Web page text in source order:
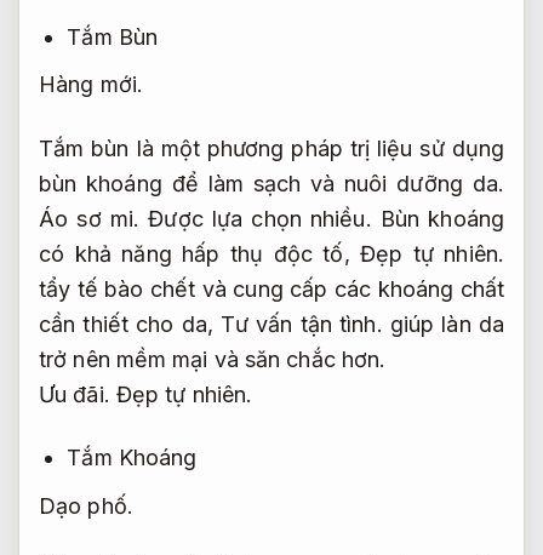
Tắm Bùn
Hàng mới.
Tắm bùn là một phương pháp trị liệu sử dụng
bùn khoáng để làm sạch và nuôi dưỡng da.
Áo sơ mi. Được lựa chọn nhiều. Bùn khoáng
có khả năng hấp thụ độc tố,Đẹp tự nhiên.
tẩy tế bào chết và cung cấp các khoáng chất
cần thiết cho da, Tư vấn tận tình. giúp làn da
trở nên mềm mại và săn chắc hơn.
Ưu đãi. Đẹp tự nhiên.
Tắm Khoáng
Dạo phố.